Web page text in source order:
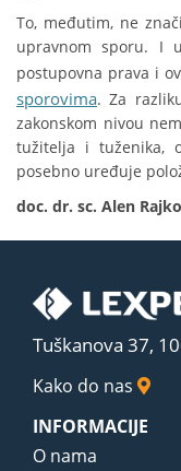
To, međutim, ne
upravnom sporu. I
postupovna prava i
sporovima. Za
zakonskom nivou
tužitelja i tuženika,
posebno uređuje
doc. dr. sc. Alen Rajko
Tuškanova 37,
Kako do nas
INFORMACIJE
O nama